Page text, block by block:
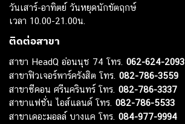
วันเสาร์-อาทิตย์ วันหยุดนักขัตฤกษ์
เวลา 10.00-21.00น.
ติดต่อสาขา
สาขา HeadQ อ่อนนุช 74 โทร. 062-624-2093
สาขาฟิวเจอร์พาร์ครังสิต โทร. 082-786-3559
สาขาซีคอน ศรีนครินทร์ โทร. 082-786-3337
สาขาแฟชั่น ไอส์แลนด์ โทร. 082-786-5533
สาขาเดอะมอลล์ บางแค โทร. 084-977-9994